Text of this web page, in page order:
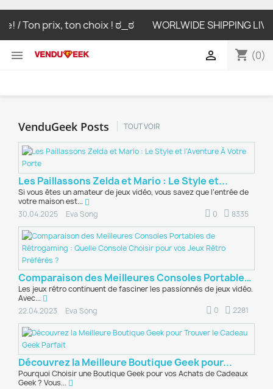
/ Ton prix, ton choix ! ಠ_ಠ WORLWIDE SHIPPING
 shopping_cart (0)

VenduGeek Posts TOUT VOIR
Les Paillassons Zelda et Mario : Le Style et...
Si vous êtes un amateur de jeux vidéo, vous savez que l’entrée de
votre maison est...
30.04.2025
Eva Song 8335
0
Comparaison des Meilleures Consoles Portables...
Les jeux rétro continuent de fasciner les passionnés de jeux vidéo.
Avec...
22.04.2023
Eva Song 2281
0
Découvrez la Meilleure Boutique Geek pour...
Pourquoi Choisir une Boutique Geek pour vos Achats de Cadeaux
Geek ? Vous...